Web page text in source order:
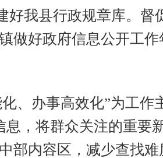
我县行政规章库。督
好政府信息公开工作
、办事高效化”为工
，将群众关注的重要
部内容区，减少查找